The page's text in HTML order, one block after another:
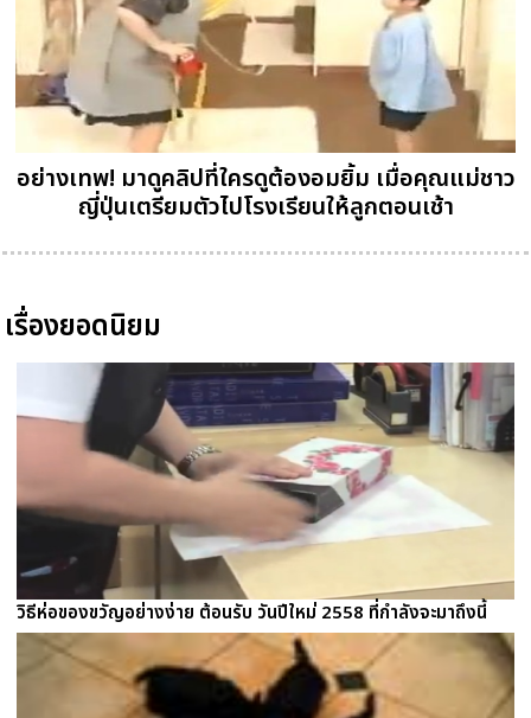
อย่างเทพ! มาดูคลิปที่ใครดูต้องอมยิ้ม เมื่อคุณแม่ชาว
ญี่ปุ่นเตรียมตัวไปโรงเรียนให้ลูกตอนเช้า
เรื่องยอดนิยม
วิธีห่อของขวัญอย่างง่าย ต้อนรับ วันปีใหม่ 2558 ที่กำลังจะมาถึงนี้